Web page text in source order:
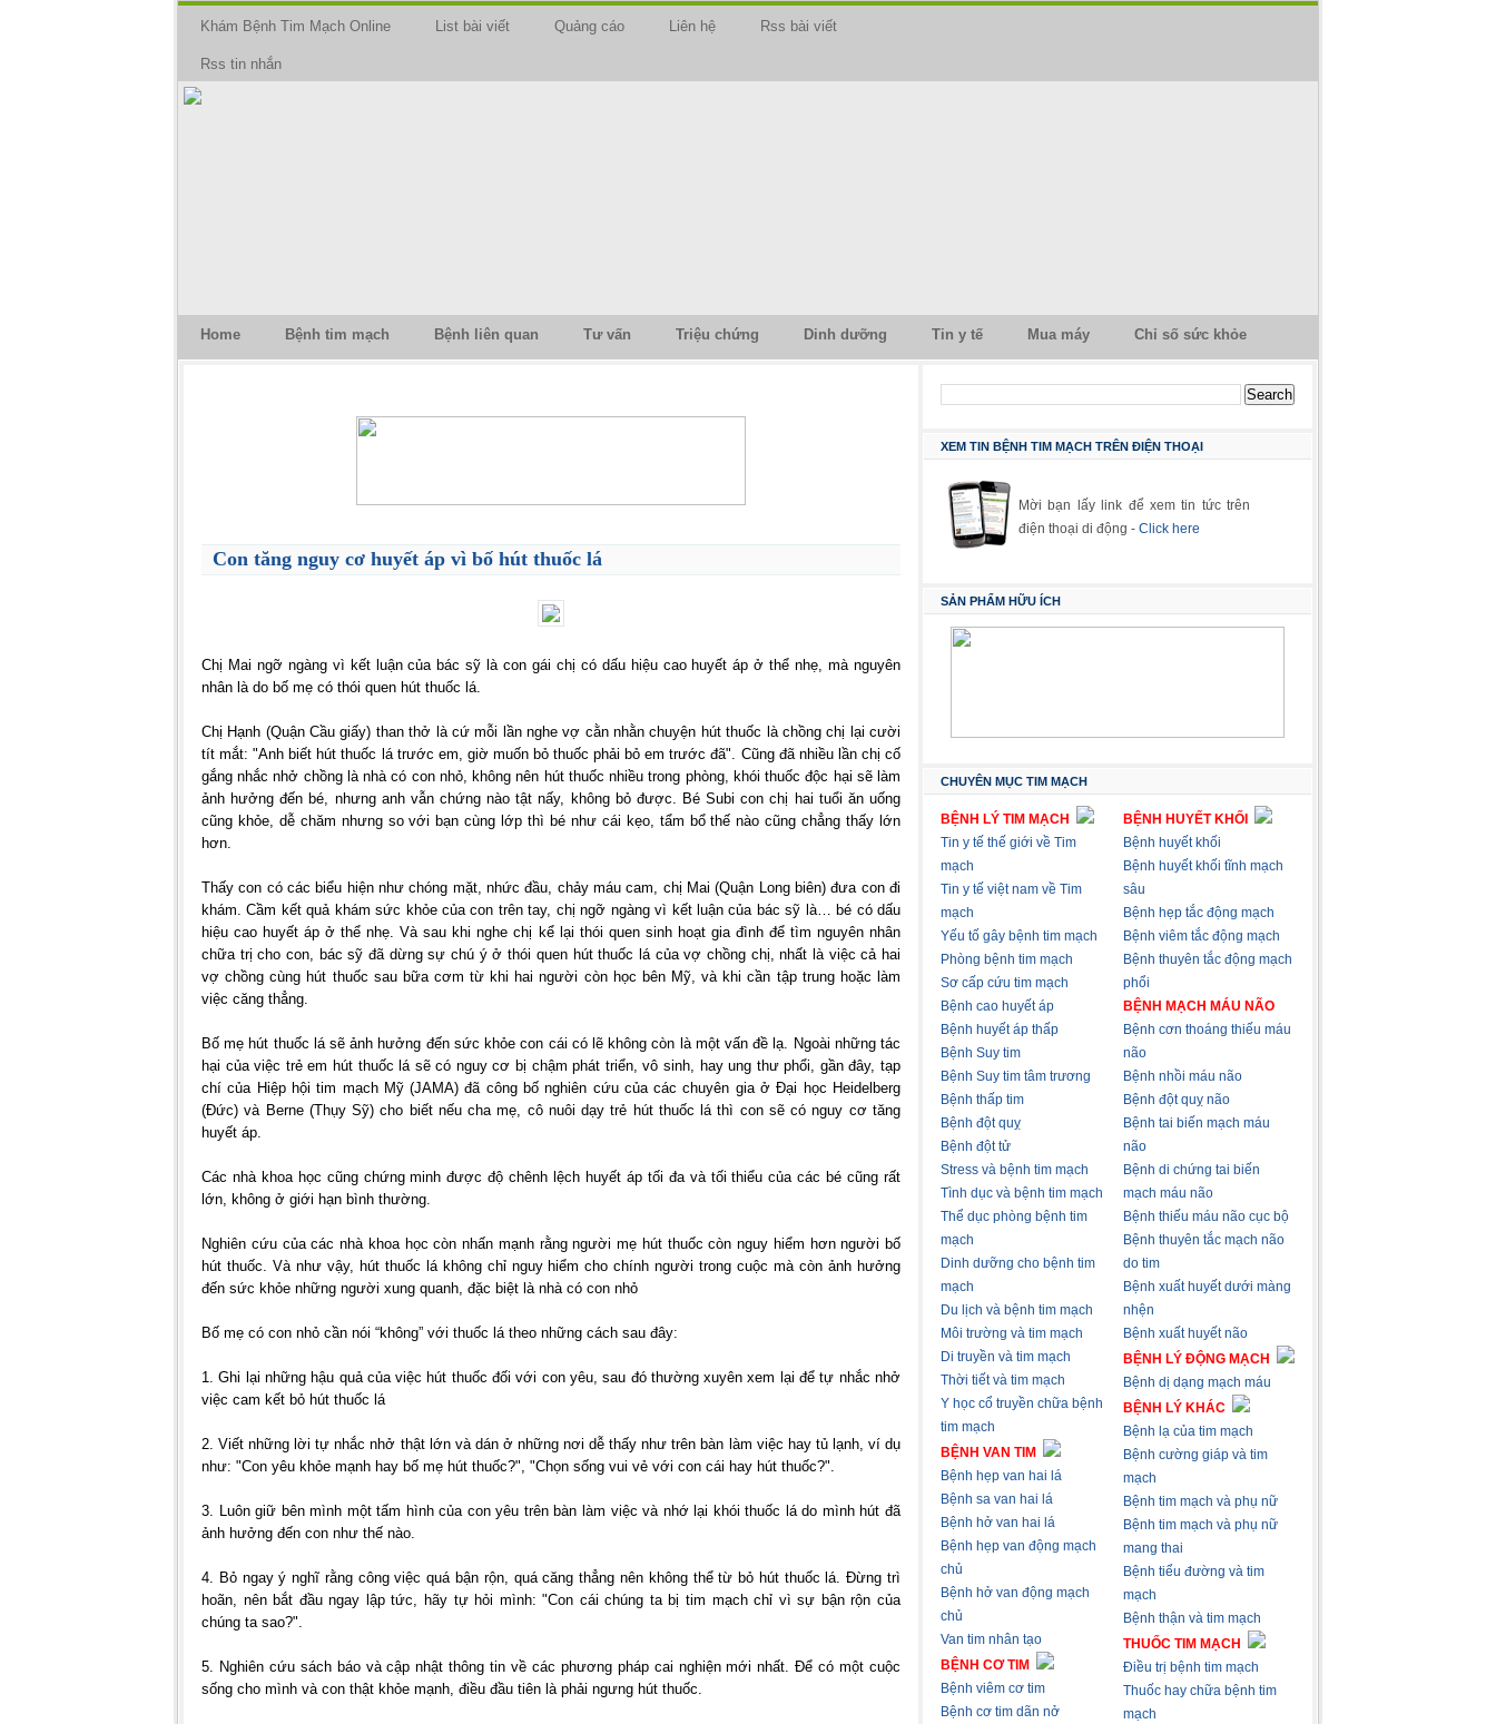
Khám Bệnh Tim Mạch Online List bài viết Quảng cáo Liên hệ Rss bài viết
Rss tin nhắn
Home Bệnh tim mạch Bệnh liên quan Tư vấn Triệu chứng Dinh dưỡng Tin y tế Mua máy Chỉ số sức khỏe
Con tăng nguy cơ huyết áp vì bố hút thuốc lá
Chị Mai ngỡ ngàng vì kết luận của bác sỹ là con gái chị có dấu hiệu cao huyết áp ở thể nhẹ, mà nguyên
nhân là do bố mẹ có thói quen hút thuốc lá.
Chị Hạnh (Quận Cầu giấy) than thở là cứ mỗi lần nghe vợ cằn nhằn chuyện hút thuốc là chồng chị lại cười
tít mắt: "Anh biết hút thuốc lá trước em, giờ muốn bỏ thuốc phải bỏ em trước đã". Cũng đã nhiều lần chị cố
gắng nhắc nhở chồng là nhà có con nhỏ, không nên hút thuốc nhiều trong phòng, khói thuốc độc hại sẽ làm
ảnh hưởng đến bé, nhưng anh vẫn chứng nào tật nấy, không bỏ được. Bé Subi con chị hai tuổi ăn uống
cũng khỏe, dễ chăm nhưng so với bạn cùng lớp thì bé như cái kẹo, tẩm bổ thế nào cũng chẳng thấy lớn
hơn.
Thấy con có các biểu hiện như chóng mặt, nhức đầu, chảy máu cam, chị Mai (Quận Long biên) đưa con đi
khám. Cầm kết quả khám sức khỏe của con trên tay, chị ngỡ ngàng vì kết luận của bác sỹ là… bé có dấu
hiệu cao huyết áp ở thể nhẹ. Và sau khi nghe chị kể lại thói quen sinh hoạt gia đình để tìm nguyên nhân
chữa trị cho con, bác sỹ đã dừng sự chú ý ở thói quen hút thuốc lá của vợ chồng chị, nhất là việc cả hai
vợ chồng cùng hút thuốc sau bữa cơm từ khi hai người còn học bên Mỹ, và khi cần tập trung hoặc làm
việc căng thẳng.
Bố mẹ hút thuốc lá sẽ ảnh hưởng đến sức khỏe con cái có lẽ không còn là một vấn đề lạ. Ngoài những tác
hại của việc trẻ em hút thuốc lá sẽ có nguy cơ bị chậm phát triển, vô sinh, hay ung thư phổi, gần đây, tạp
chí của Hiệp hội tim mạch Mỹ (JAMA) đã công bố nghiên cứu của các chuyên gia ở Đại học Heidelberg
(Đức) và Berne (Thụy Sỹ) cho biết nếu cha mẹ, cô nuôi dạy trẻ hút thuốc lá thì con sẽ có nguy cơ tăng
huyết áp.
Các nhà khoa học cũng chứng minh được độ chênh lệch huyết áp tối đa và tối thiểu của các bé cũng rất
lớn, không ở giới hạn bình thường.
Nghiên cứu của các nhà khoa học còn nhấn mạnh rằng người mẹ hút thuốc còn nguy hiểm hơn người bố
hút thuốc. Và như vậy, hút thuốc lá không chỉ nguy hiểm cho chính người trong cuộc mà còn ảnh hưởng
đến sức khỏe những người xung quanh, đặc biệt là nhà có con nhỏ
Bố mẹ có con nhỏ cần nói “không” với thuốc lá theo những cách sau đây:
1. Ghi lại những hậu quả của việc hút thuốc đối với con yêu, sau đó thường xuyên xem lại để tự nhắc nhở
việc cam kết bỏ hút thuốc lá
2. Viết những lời tự nhắc nhở thật lớn và dán ở những nơi dễ thấy như trên bàn làm việc hay tủ lạnh, ví dụ
như: "Con yêu khỏe mạnh hay bố mẹ hút thuốc?", "Chọn sống vui vẻ với con cái hay hút thuốc?".
3. Luôn giữ bên mình một tấm hình của con yêu trên bàn làm việc và nhớ lại khói thuốc lá do mình hút đã
ảnh hưởng đến con như thế nào.
4. Bỏ ngay ý nghĩ rằng công việc quá bận rộn, quá căng thẳng nên không thể từ bỏ hút thuốc lá. Đừng trì
hoãn, nên bắt đầu ngay lập tức, hãy tự hỏi mình: "Con cái chúng ta bị tim mạch chỉ vì sự bận rộn của
chúng ta sao?".
5. Nghiên cứu sách báo và cập nhật thông tin về các phương pháp cai nghiện mới nhất. Để có một cuộc
sống cho mình và con thật khỏe mạnh, điều đầu tiên là phải ngưng hút thuốc.
XEM TIN BỆNH TIM MẠCH TRÊN ĐIỆN THOẠI
Mời bạn lấy link để xem tin tức trên
điện thoại di động - Click here
SẢN PHẨM HỮU ÍCH
CHUYÊN MỤC TIM MẠCH
BỆNH LÝ TIM MẠCH
Tin y tế thế giới về Tim
mạch
Tin y tế việt nam về Tim
mạch
Yếu tố gây bệnh tim mạch
Phòng bệnh tim mạch
Sơ cấp cứu tim mạch
Bệnh cao huyết áp
Bệnh huyết áp thấp
Bệnh Suy tim
Bệnh Suy tim tâm trương
Bệnh thấp tim
Bệnh đột quỵ
Bệnh đột tử
Stress và bệnh tim mạch
Tình dục và bệnh tim mạch
Thể dục phòng bệnh tim
mạch
Dinh dưỡng cho bệnh tim
mạch
Du lịch và bệnh tim mạch
Môi trường và tim mạch
Di truyền và tim mạch
Thời tiết và tim mạch
Y học cổ truyền chữa bệnh
tim mạch
BỆNH VAN TIM
Bệnh hẹp van hai lá
Bệnh sa van hai lá
Bệnh hở van hai lá
Bệnh hẹp van động mạch
chủ
Bệnh hở van động mạch
chủ
Van tim nhân tạo
BỆNH CƠ TIM
Bệnh viêm cơ tim
Bệnh cơ tim dãn nở
BỆNH HUYẾT KHỐI
Bệnh huyết khối
Bệnh huyết khối tĩnh mạch
sâu
Bệnh hẹp tắc động mạch
Bệnh viêm tắc động mạch
Bệnh thuyên tắc động mạch
phổi
BỆNH MẠCH MÁU NÃO
Bệnh cơn thoáng thiếu máu
não
Bệnh nhồi máu não
Bệnh đột quỵ não
Bệnh tai biến mạch máu
não
Bệnh di chứng tai biến
mạch máu não
Bệnh thiếu máu não cục bộ
Bệnh thuyên tắc mạch não
do tim
Bệnh xuất huyết dưới màng
nhện
Bệnh xuất huyết não
BỆNH LÝ ĐỘNG MẠCH
Bệnh dị dạng mạch máu
BỆNH LÝ KHÁC
Bệnh lạ của tim mạch
Bệnh cường giáp và tim
mạch
Bệnh tim mạch và phụ nữ
Bệnh tim mạch và phụ nữ
mang thai
Bệnh tiểu đường và tim
mạch
Bệnh thận và tim mạch
THUỐC TIM MẠCH
Điều trị bệnh tim mạch
Thuốc hay chữa bệnh tim
mạch